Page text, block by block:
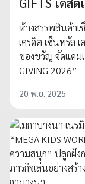
ห้างสรรพสินค้าเ
เครดิต เซ็นทรัล
ของขวัญ จัดแคม
GIVING 2026”
20 พ.ย. 2025